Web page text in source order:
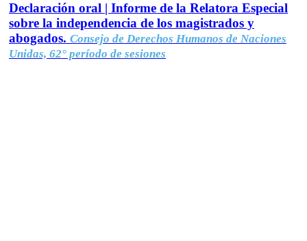
Declaración oral | Informe de la Relatora Especial
sobre la independencia de los magistrados y
abogados. Consejo de Derechos Humanos de Naciones
Unidas, 62° período de sesiones